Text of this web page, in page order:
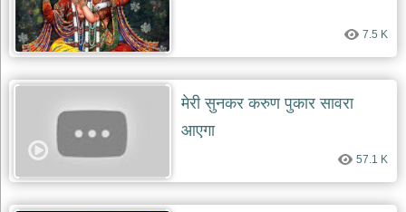
देश
भक्ति
patriotic
श्याम
khatu
bhajans
7.5 K
मेरी सुनकर करुण पुकार सावरा
आएगा
57.1 K